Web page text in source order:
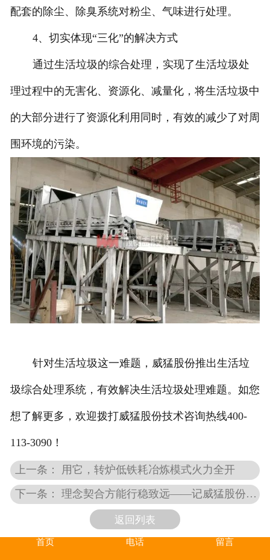
配套的除尘、除臭系统对粉尘、气味进行处理。
4、切实体现“三化”的解决方式
通过生活垃圾的综合处理，实现了生活垃圾处
理过程中的无害化、资源化、减量化，将生活垃圾中
的大部分进行了资源化利用同时，有效的减少了对周
围环境的污染。
针对生活垃圾这一难题，威猛股份推出生活垃
圾综合处理系统，有效解决生活垃圾处理难题。如您
想了解更多，欢迎拨打威猛股份技术咨询热线400-
113-3090！
上一条： 用它，转炉低铁耗冶炼模式火力全开
下一条： 理念契合方能行稳致远——记威猛股份与中冶国际再度合作
返回列表
首页 电话 留言